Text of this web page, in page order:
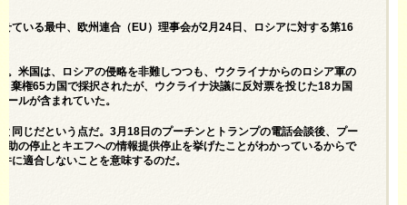
ている最中、欧州連合（EU）理事会が2月24日、ロシアに対する第16
米国は、ロシアの侵略を非難しつつも、ウクライナからのロシア軍の
棄権65カ国で採択されたが、ウクライナ決議に反対票を投じた18カ国
ルが含まれていた。
同じだという点だ。3月18日のプーチンとトランプの電話会談後、プー
の停止とキエフへの情報提供停止を挙げたことがわかっているからで
に適合しないことを意味するのだ。